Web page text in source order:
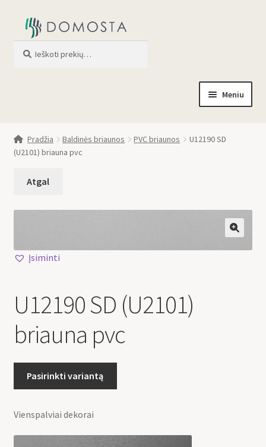
Meniu
Parduotuvė
Apie mus
Pradžia Baldinės briaunos PVC briaunos
U12190 SD
(U2101) briauna pvc
Įsiminti
U12190 SD (U2101)
briauna pvc
Pasirinkti variantą
Vienspalviai dekorai